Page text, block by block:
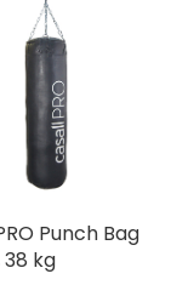
Punch Bag
38 kg